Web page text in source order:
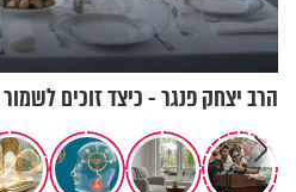
הרב יצחק פנגר - כיצד זוכים